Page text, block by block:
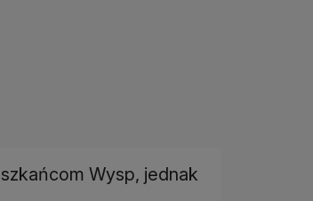
Wysp, jednak